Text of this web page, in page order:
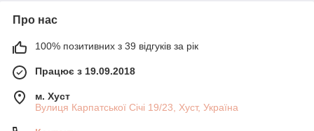
Про нас
100% позитивних з 39 відгуків за рік
Працює з 19.09.2018
м. Хуст
Вулиця Карпатської Січі 19/23, Хуст, Україна